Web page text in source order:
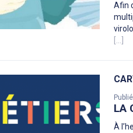
Afin
[...]
LA
À